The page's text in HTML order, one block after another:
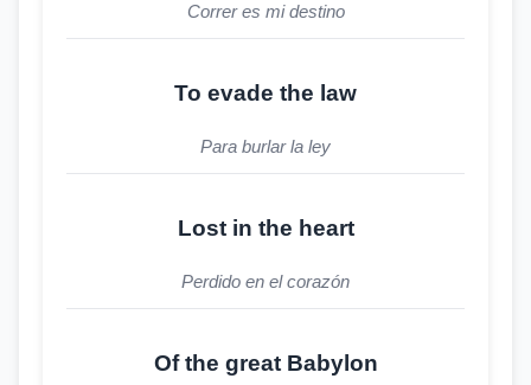
Correr es mi destino
To evade the law
Para burlar la ley
Lost in the heart
Perdido en el corazón
Of the great Babylon